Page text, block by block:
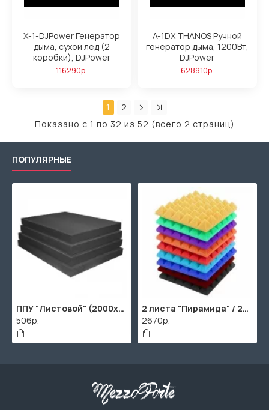
X-1-DJPower Генератор
дыма, сухой лед (2
коробки), DJPower
116290р.
A-1DX THANOS Ручной
генератор дыма, 1200Вт,
DJPower
628910р.
1
2
Показано с 1 по 32 из 52 (всего 2 страниц)
ПОПУЛЯРНЫЕ
ППУ "Листовой" (2000х1000мм)
506р.
2 листа "Пирамида" / 2шт. по 2000х1000мм
2670р.